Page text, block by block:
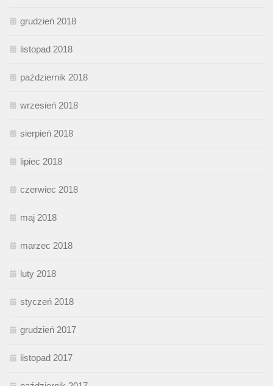
grudzień 2018
listopad 2018
październik 2018
wrzesień 2018
sierpień 2018
lipiec 2018
czerwiec 2018
maj 2018
marzec 2018
luty 2018
styczeń 2018
grudzień 2017
listopad 2017